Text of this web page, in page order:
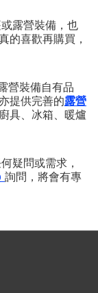
露營裝備，也
的喜歡再購買，
營裝備自有品
提供完善的露營
具、冰箱、暖爐
疑問或需求，
詢問，將會有專